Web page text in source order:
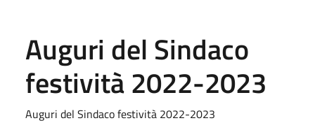
Auguri del Sindaco
festività 2022-2023
Auguri del Sindaco festività 2022-2023